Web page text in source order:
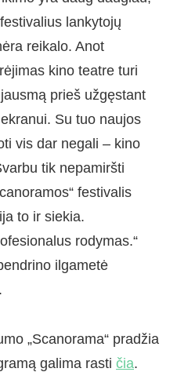
lankytojų
reikalo. Anot
kino teatre turi
prieš užgęstant
Su tuo naujos
vis dar negali – kino
tik nepamiršti
festivalis
to ir siekia.
rodymas.“
ilgametė
„Scanorama“ pradžia
galima rasti čia.